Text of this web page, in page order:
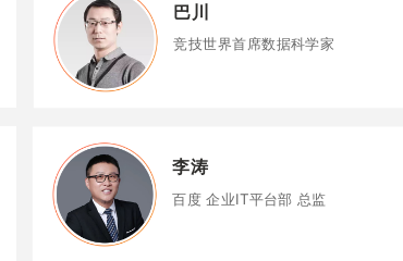
李涛
百度 企业IT平台部 总监
巴川
竞技世界首席数据科学家